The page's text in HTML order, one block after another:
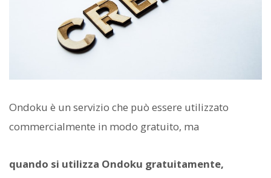
Ondoku è un servizio che può essere utilizzato
commercialmente in modo gratuito, ma
quando si utilizza Ondoku gratuitamente,